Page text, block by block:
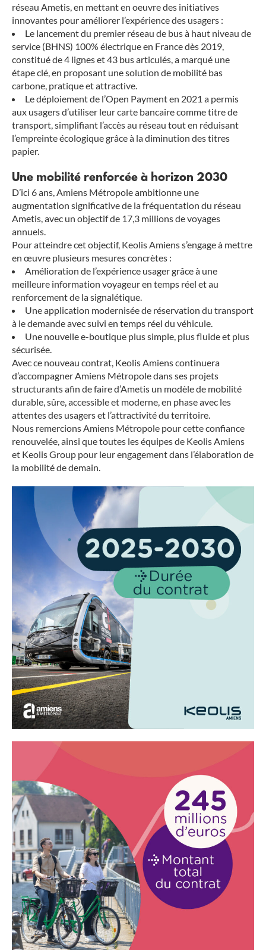
réseau Ametis, en mettant en oeuvre des initiatives
innovantes pour améliorer l’expérience des usagers :
Le lancement du premier réseau de bus à haut niveau de
service (BHNS) 100% électrique en France dès 2019,
constitué de 4 lignes et 43 bus articulés, a marqué une
étape clé, en proposant une solution de mobilité bas
carbone, pratique et attractive.
Le déploiement de l’Open Payment en 2021 a permis
aux usagers d’utiliser leur carte bancaire comme titre de
transport, simplifiant l’accès au réseau tout en réduisant
l’empreinte écologique grâce à la diminution des titres
papier.
Une mobilité renforcée à horizon 2030
D’ici 6 ans, Amiens Métropole ambitionne une
augmentation significative de la fréquentation du réseau
Ametis, avec un objectif de 17,3 millions de voyages
annuels.
Pour atteindre cet objectif, Keolis Amiens s’engage à mettre
en œuvre plusieurs mesures concrètes :
Amélioration de l’expérience usager grâce à une
meilleure information voyageur en temps réel et au
renforcement de la signalétique.
Une application modernisée de réservation du transport
à le demande avec suivi en temps réel du véhicule.
Une nouvelle e-boutique plus simple, plus fluide et plus
sécurisée.
Avec ce nouveau contrat, Keolis Amiens continuera
d’accompagner Amiens Métropole dans ses projets
structurants afin de faire d’Ametis un modèle de mobilité
durable, sûre, accessible et moderne, en phase avec les
attentes des usagers et l’attractivité du territoire.
Nous remercions Amiens Métropole pour cette confiance
renouvelée, ainsi que toutes les équipes de Keolis Amiens
et Keolis Group pour leur engagement dans l’élaboration de
la mobilité de demain.